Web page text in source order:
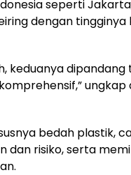
seperti
dengan
keduanya dipandang
ungkap
bedah plastik,
risiko, serta